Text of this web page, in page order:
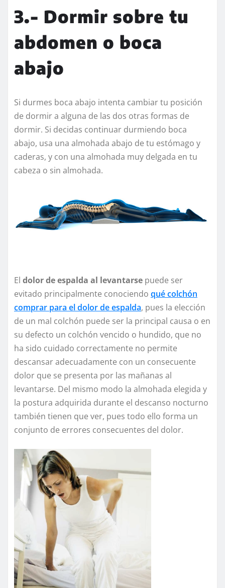
3.- Dormir sobre tu
abdomen o boca
abajo
Si durmes boca abajo intenta cambiar tu posición
de dormir a alguna de las dos otras formas de
dormir. Si decidas continuar durmiendo boca
abajo, usa una almohada abajo de tu estómago y
caderas, y con una almohada muy delgada en tu
cabeza o sin almohada.
El dolor de espalda al levantarse puede ser
evitado principalmente conociendo qué colchón
comprar para el dolor de espalda, pues la elección
de un mal colchón puede ser la principal causa o en
su defecto un colchón vencido o hundido, que no
ha sido cuidado correctamente no permite
descansar adecuadamente con un consecuente
dolor que se presenta por las mañanas al
levantarse. Del mismo modo la almohada elegida y
la postura adquirida durante el descanso nocturno
también tienen que ver, pues todo ello forma un
conjunto de errores consecuentes del dolor.